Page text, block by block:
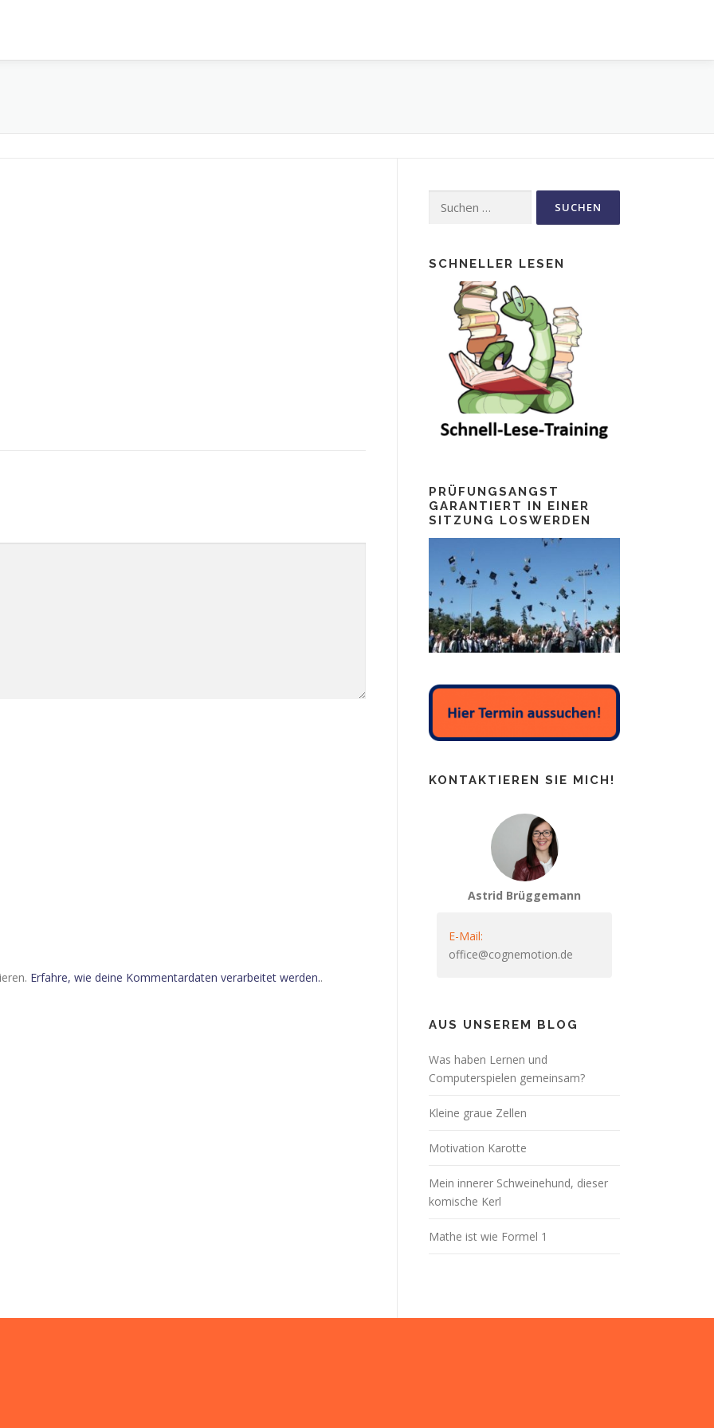
Erfahre, wie deine Kommentardaten verarbeitet werden..
nach:
SCHNELLER LESEN
PRÜFUNGSANGST
GARANTIERT IN EINER
SITZUNG LOSWERDEN
KONTAKTIEREN SIE MICH!
Astrid Brüggemann
E-Mail:
office@cognemotion.de
AUS UNSEREM BLOG
Was haben Lernen und
Computerspielen gemeinsam?
Kleine graue Zellen
Motivation Karotte
Mein innerer Schweinehund, dieser
komische Kerl
Mathe ist wie Formel 1